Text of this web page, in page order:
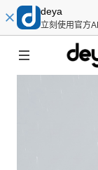
deya
立刻使用官方